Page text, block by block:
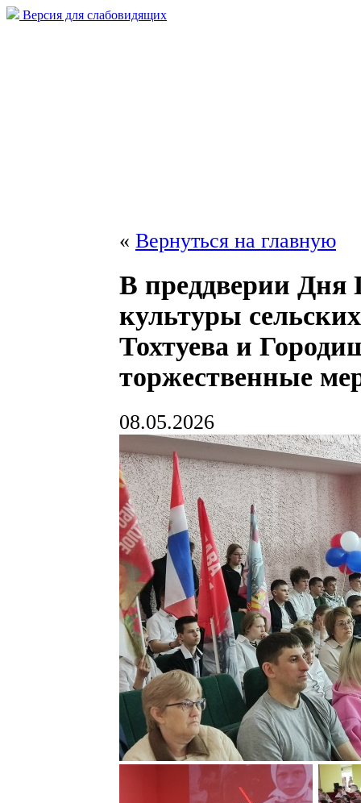
Версия для слабовидящих
« Вернуться на главную
В преддверии Дня
культуры
Тохтуева и
торжественные
08.05.2026